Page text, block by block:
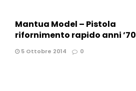
Mantua Model – Pistola
rifornimento rapido anni ’70
5 Ottobre 2014 0